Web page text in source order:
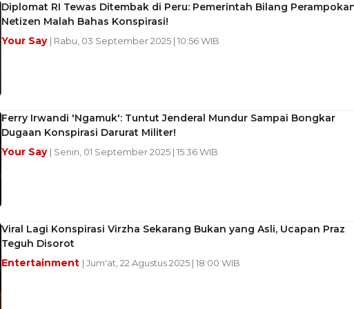
Diplomat RI Tewas Ditembak di Peru: Pemerintah Bilang
Netizen Malah Bahas Konspirasi!
Your Say | Rabu, 03 September 2025 | 10:56 WIB
Ferry Irwandi 'Ngamuk': Tuntut Jenderal Mundur Sampai Bongkar
Dugaan Konspirasi Darurat Militer!
Your Say | Senin, 01 September 2025 | 15:36 WIB
Viral Lagi Konspirasi Virzha Sekarang Bukan yang Asli, Ucapan Praz
Teguh Disorot
Entertainment | Jum'at, 22 Agustus 2025 | 18:00 WIB